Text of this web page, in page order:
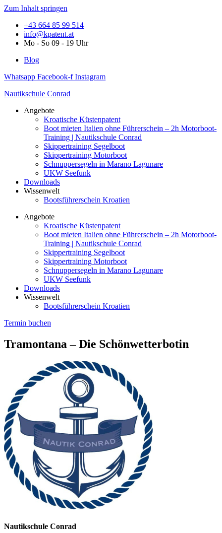
Zum Inhalt springen
+43 664 85 99 514
info@kpatent.at
Mo - So 09 - 19 Uhr
Blog
Whatsapp Facebook-f Instagram
Nautikschule Conrad
Angebote
Kroatische Küstenpatent
Boot mieten Italien ohne Führerschein – 2h Motorboot-
Training | Nautikschule Conrad
Skippertraining Segelboot
Skippertraining Motorboot
Schnuppersegeln in Marano Lagunare
UKW Seefunk
Downloads
Wissenwelt
Bootsführerschein Kroatien
Angebote
Kroatische Küstenpatent
Boot mieten Italien ohne Führerschein – 2h Motorboot-
Training | Nautikschule Conrad
Skippertraining Segelboot
Skippertraining Motorboot
Schnuppersegeln in Marano Lagunare
UKW Seefunk
Downloads
Wissenwelt
Bootsführerschein Kroatien
Termin buchen
Tramontana – Die Schönwetterbotin
Nautikschule Conrad